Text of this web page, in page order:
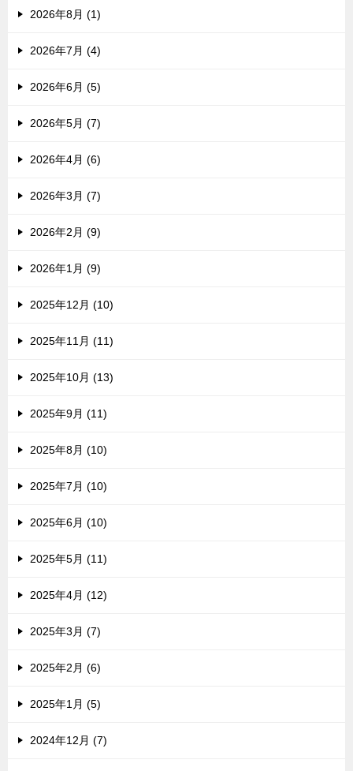
2026年8月 (1)
2026年7月 (4)
2026年6月 (5)
2026年5月 (7)
2026年4月 (6)
2026年3月 (7)
2026年2月 (9)
2026年1月 (9)
2025年12月 (10)
2025年11月 (11)
2025年10月 (13)
2025年9月 (11)
2025年8月 (10)
2025年7月 (10)
2025年6月 (10)
2025年5月 (11)
2025年4月 (12)
2025年3月 (7)
2025年2月 (6)
2025年1月 (5)
2024年12月 (7)